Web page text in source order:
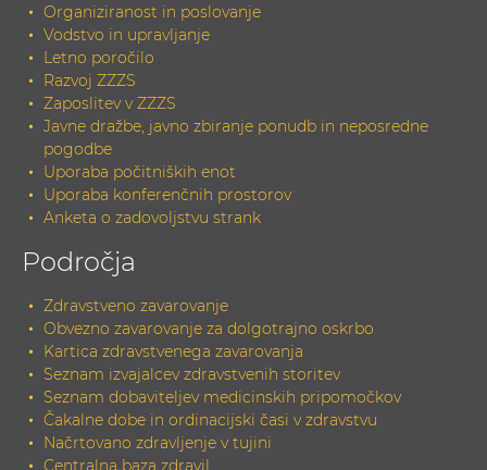
Organiziranost in poslovanje
Vodstvo in upravljanje
Letno poročilo
Razvoj ZZZS
Zaposlitev v ZZZS
Javne dražbe, javno zbiranje ponudb in neposredne
pogodbe
Uporaba počitniških enot
Uporaba konferenčnih prostorov
Anketa o zadovoljstvu strank
Področja
Zdravstveno zavarovanje
Obvezno zavarovanje za dolgotrajno oskrbo
Kartica zdravstvenega zavarovanja
Seznam izvajalcev zdravstvenih storitev
Seznam dobaviteljev medicinskih pripomočkov
Čakalne dobe in ordinacijski časi v zdravstvu
Načrtovano zdravljenje v tujini
Centralna baza zdravil